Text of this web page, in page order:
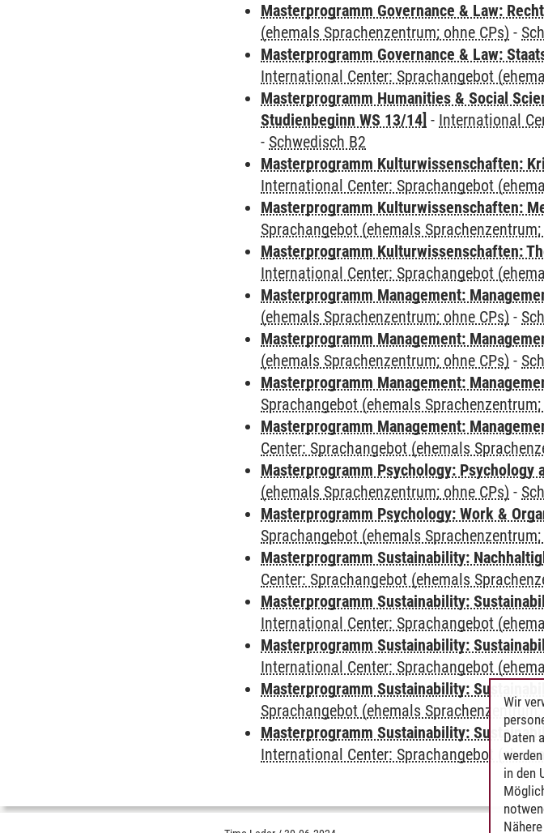
Masterprogramm Governance & Law:
(ehemals Sprachenzentrum; ohne CPs) -
Masterprogramm Governance & Law:
International Center: Sprachangebot
Masterprogramm Humanities & Social
Studienbeginn WS 13/14] - International
- Schwedisch B2
Masterprogramm Kulturwissenschaften:
International Center: Sprachangebot
Masterprogramm Kulturwissenschaften:
Sprachangebot (ehemals Sprachenzentrum;
Masterprogramm Kulturwissenschaften:
International Center: Sprachangebot
Masterprogramm Management:
(ehemals Sprachenzentrum; ohne CPs) -
Masterprogramm Management:
(ehemals Sprachenzentrum; ohne CPs) -
Masterprogramm Management:
Sprachangebot (ehemals Sprachenzentrum;
Masterprogramm Management:
Center: Sprachangebot (ehemals
Masterprogramm Psychology: Psychology
(ehemals Sprachenzentrum; ohne CPs) -
Masterprogramm Psychology: Work &
Sprachangebot (ehemals Sprachenzentrum;
Masterprogramm Sustainability:
Center: Sprachangebot (ehemals
Masterprogramm Sustainability:
International Center: Sprachangebot
Masterprogramm Sustainability:
International Center: Sprachangebot
Masterprogramm Sustainability:
Sprachangebot (ehemals
Masterprogramm Sustainability:
International Center: Sprachangebot
Wir
Daten
in den